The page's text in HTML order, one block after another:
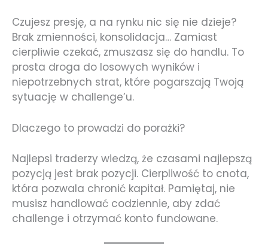
Czujesz presję, a na rynku nic się nie dzieje?
Brak zmienności, konsolidacja… Zamiast
cierpliwie czekać, zmuszasz się do handlu. To
prosta droga do losowych wyników i
niepotrzebnych strat, które pogarszają Twoją
sytuację w challenge’u.
Dlaczego to prowadzi do porażki?
Najlepsi traderzy wiedzą, że czasami najlepszą
pozycją jest brak pozycji. Cierpliwość to cnota,
która pozwala chronić kapitał. Pamiętaj, nie
musisz handlować codziennie, aby zdać
challenge i otrzymać konto fundowane.